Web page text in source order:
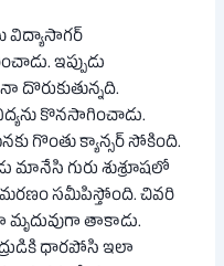
విద్యాసాగర్
ఇప్పుడు
దొరుకుతున్నది.
కొనసాగించాడు.
గొంతు క్యాన్సర్ సోకింది.
మానేసి గురు శుశ్రూషలో
సమీపిస్తోంది. చివరి
మృదువుగా తాకాడు.
ధారపోసి ఇలా